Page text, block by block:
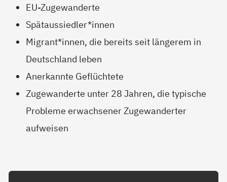
EU-Zugewanderte
Spätaussiedler*innen
Migrant*innen, die bereits seit längerem in
Deutschland leben
Anerkannte Geflüchtete
Zugewanderte unter 28 Jahren, die typische
Probleme erwachsener Zugewanderter
aufweisen